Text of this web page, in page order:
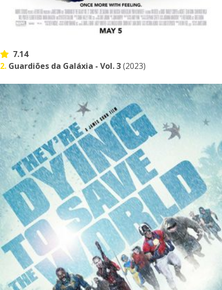
7.14
2. Guardiões da Galáxia - Vol. 3(2023)